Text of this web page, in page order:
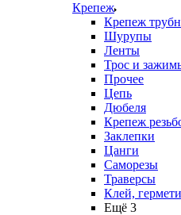
Крепеж
Крепеж
Шурупы
Ленты
Трос и
Прочее
Цепь
Дюбеля
Крепеж
Заклепки
Цанги
Саморезы
Траверсы
Клей,
Ещё 3